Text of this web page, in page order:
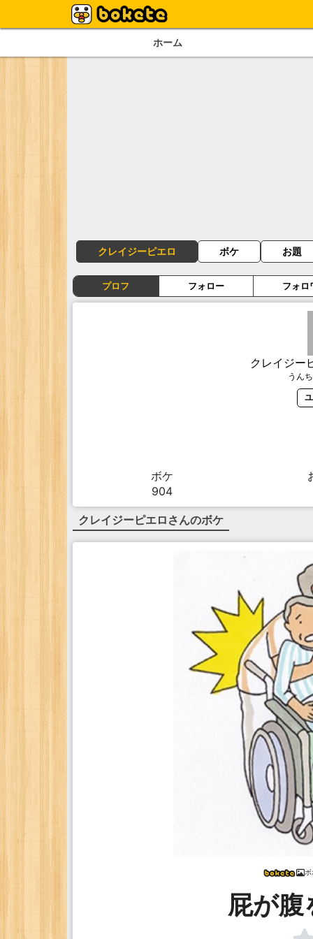
ホーム
クレイジーピエロ ボケ お題
プロフ フォロー フォロ
クレイジー
うん
ボケ
904
クレイジーピエロ さんのボケ
屁が腹